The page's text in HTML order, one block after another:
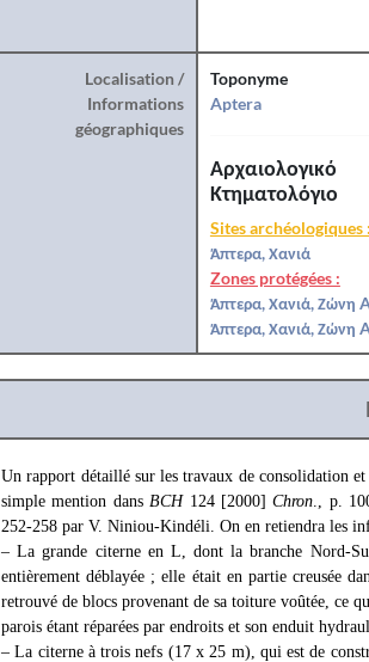
Localisation /
Informations
géographiques
Toponyme
Aptera
Αρχαιολογικό
Κτηματολόγιο
Sites archéologiques :
Άπτερα, Χανιά
Zones protégées :
Άπτερα, Χανιά, Ζώνη
Άπτερα, Χανιά, Ζώνη
Un rapport détaillé sur les travaux de consolidation
simple mention dansBCH 124 [2000]Chron., p.
252-258 par V. Niniou-Kindéli. On en retiendra les
– La grande citerne en L, dont la branche Nord-
entièrement déblayée ; elle était en partie creusée
retrouvé de blocs provenant de sa toiture voûtée, ce
parois étant réparées par endroits et son enduit
– La citerne à trois nefs (17 x 25 m), qui est de